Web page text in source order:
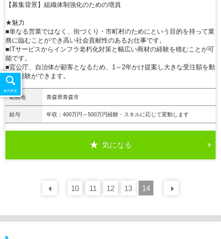
【募集背景】組織体制強化のための増員
★魅力
■単なる営業ではなく、街づくり・市町村のためにという目的を持って業
務に臨むことができ高い社会貢献性のあるお仕事です。
■ITサービスからインフラ老朽化対策と幅広い商材の経験を積むことが可
能です。
■官公庁、自治体が顧客となるため、1～2年かけ提案し大きな受注額を動
かす経験ができます。
勤務地 青森県青森市
給与 年収：400万円～500万円経験・スキルに応じて変動します
気になる
前の 30件
10 11 12 13 14
条件変更